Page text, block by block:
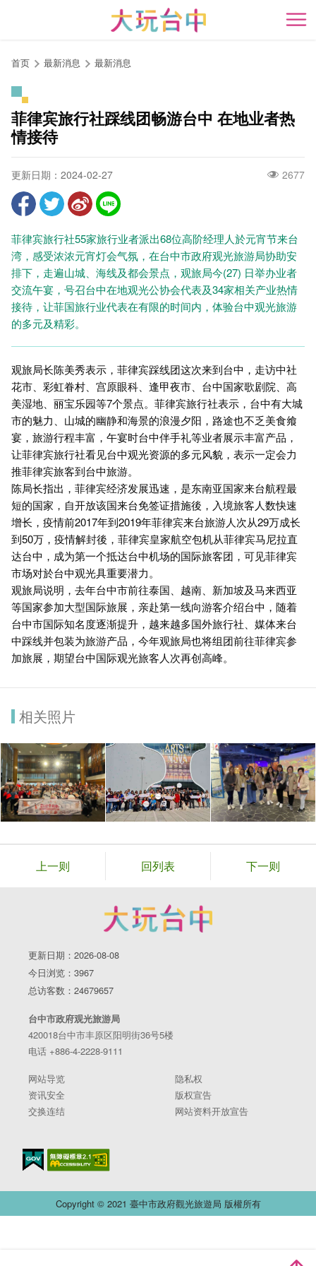
开
首页 最新消息 最新消息
菲律宾旅行社踩线团畅游台中 在地业者热
情接待
更新日期：2024-02-27 2677
菲律宾旅行社55家旅行业者派出68位高阶经理人於元宵节来台
湾，感受浓浓元宵灯会气氛，在台中市政府观光旅游局协助安
排下，走遍山城、海线及都会景点，观旅局今(27) 日举办业者
交流午宴，号召台中在地观光公协会代表及34家相关产业热情
接待，让菲国旅行业代表在有限的时间内，体验台中观光旅游
的多元及精彩。
观旅局长陈美秀表示，菲律宾踩线团这次来到台中，走访中社
花市、彩虹眷村、宫原眼科、逢甲夜市、台中国家歌剧院、高
美湿地、丽宝乐园等7个景点。菲律宾旅行社表示，台中有大城
市的魅力、山城的幽静和海景的浪漫夕阳，路途也不乏美食飨
宴，旅游行程丰富，午宴时台中伴手礼等业者展示丰富产品，
让菲律宾旅行社看见台中观光资源的多元风貌，表示一定会力
推菲律宾旅客到台中旅游。
陈局长指出，菲律宾经济发展迅速，是东南亚国家来台航程最
短的国家，自开放该国来台免签证措施後，入境旅客人数快速
增长，疫情前2017年到2019年菲律宾来台旅游人次从29万成长
到50万，疫情解封後，菲律宾皇家航空包机从菲律宾马尼拉直
达台中，成为第一个抵达台中机场的国际旅客团，可见菲律宾
市场对於台中观光具重要潜力。
观旅局说明，去年台中市前往泰国、越南、新加坡及马来西亚
等国家参加大型国际旅展，亲赴第一线向游客介绍台中，随着
台中市国际知名度逐渐提升，越来越多国外旅行社、媒体来台
中踩线并包装为旅游产品，今年观旅局也将组团前往菲律宾参
加旅展，期望台中国际观光旅客人次再创高峰。
相关照片
上一则 回列表 下一则
更新日期：2026-08-08
今日浏览：3967
总访客数：24679657
台中市政府观光旅游局
420018台中市丰原区阳明街36号5楼
电话 +886-4-2228-9111
网站导览
隐私权
资讯安全
版权宣告
交换连结
网站资料开放宣告
Copyright © 2021 臺中市政府觀光旅遊局 版權所有